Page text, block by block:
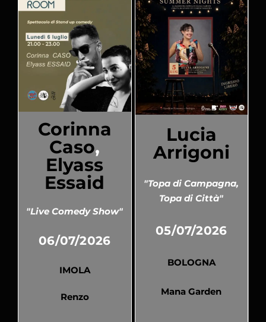
Corinna
Caso,
Elyass
Essaid
"Live Comedy Show"
06/07/2026
IMOLA
Renzo
Lucia
Arrigoni
"Topa di Campagna,
Topa di Città"
05/07/2026
BOLOGNA
Mana Garden